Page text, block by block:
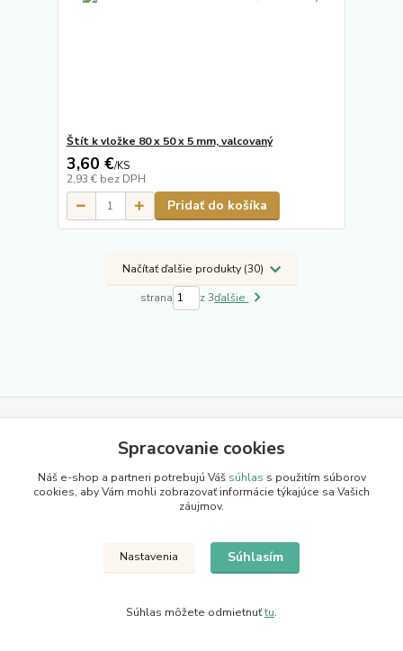
Štít k vložke 80 x 50 x 5 mm, valcovaný
3,60 €/KS
2,93 € bez DPH
Pridať do košíka
Načítať ďalšie produkty (30)
strana z 3ďalšie
Novinky z nášho blogu
Spracovanie cookies
Náš e-shop a partneri potrebujú Váš súhlas s použitím súborov
cookies, aby Vám mohli zobrazovať informácie týkajúce sa Vašich
záujmov.
Nastavenia Súhlasím
Súhlas môžete odmietnuťtu.